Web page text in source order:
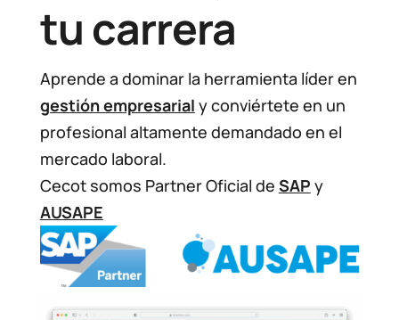
tu carrera
Aprende a dominar la herramienta líder en
gestión empresarial y conviértete en un
profesional altamente demandado en el
mercado laboral.
Cecot somos Partner Oficial de SAP y
AUSAPE